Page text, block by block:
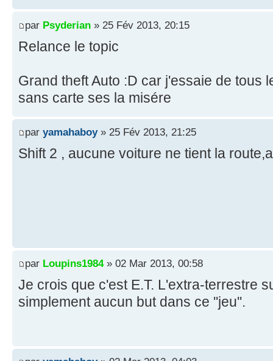
par Psyderian » 25 Fév 2013, 20:15
Relance le topic
Grand theft Auto :D car j'essaie de tous
sans carte ses la misére
par yamahaboy» 25 Fév 2013, 21:25
Shift 2 , aucune voiture ne tient la
par Loupins1984» 02 Mar 2013, 00:58
Je crois que c'est E.T. L'extra-terrestre
simplement aucun but dans ce ''jeu''.